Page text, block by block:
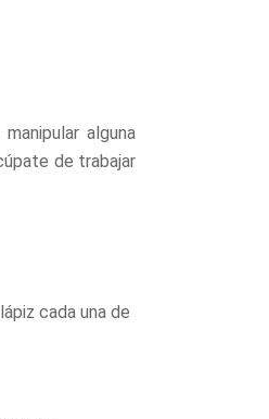
alguna
de trabajar
cada una de